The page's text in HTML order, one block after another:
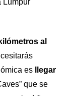
al
es
llegar
que se